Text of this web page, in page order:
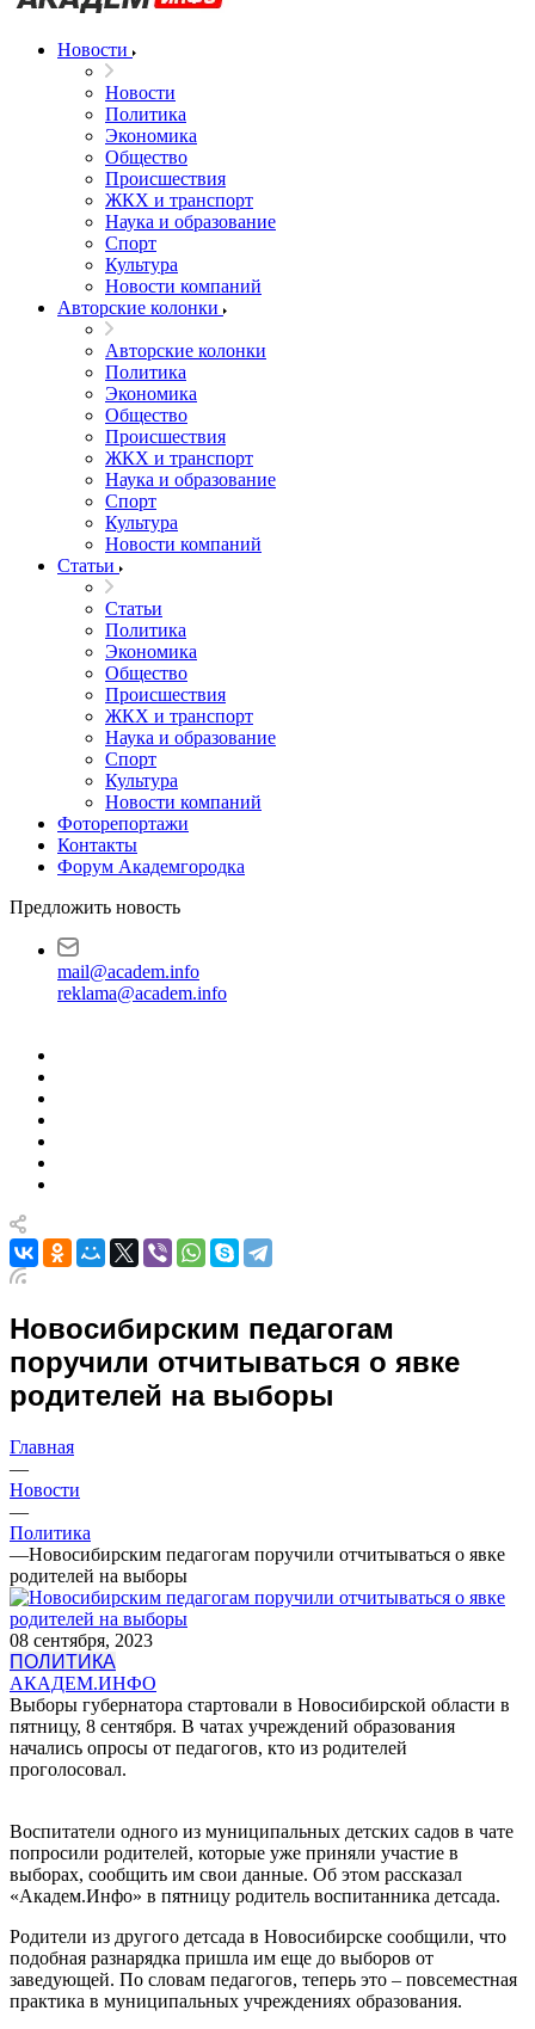
Новости
Новости
Политика
Экономика
Общество
Происшествия
ЖКХ и транспорт
Наука и образование
Спорт
Культура
Новости компаний
Авторские колонки
Авторские колонки
Политика
Экономика
Общество
Происшествия
ЖКХ и транспорт
Наука и образование
Спорт
Культура
Новости компаний
Статьи
Статьи
Политика
Экономика
Общество
Происшествия
ЖКХ и транспорт
Наука и образование
Спорт
Культура
Новости компаний
Фоторепортажи
Контакты
Форум Академгородка
Предложить новость
mail@academ.info
reklama@academ.info
Новосибирским педагогам
поручили отчитываться о явке
родителей на выборы
Главная
—
Новости
—
Политика
—Новосибирским педагогам поручили отчитываться о явке
родителей на выборы
08 сентября, 2023
ПОЛИТИКА
АКАДЕМ.ИНФО
Выборы губернатора стартовали в Новосибирской области в
пятницу, 8 сентября. В чатах учреждений образования
начались опросы от педагогов, кто из родителей
проголосовал.
Воспитатели одного из муниципальных детских садов в чате
попросили родителей, которые уже приняли участие в
выборах, сообщить им свои данные. Об этом рассказал
«Академ.Инфо» в пятницу родитель воспитанника детсада.
Родители из другого детсада в Новосибирске сообщили, что
подобная разнарядка пришла им еще до выборов от
заведующей. По словам педагогов, теперь это – повсеместная
практика в муниципальных учреждениях образования.